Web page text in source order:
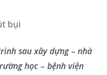
sau xây dựng – nhà
học – bệnh viện